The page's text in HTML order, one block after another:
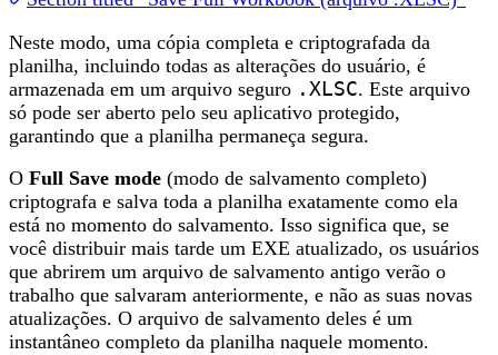
Neste modo, uma cópia completa e criptografada da
planilha, incluindo todas as alterações do usuário, é
armazenada em um arquivo seguro .XLSC. Este arquivo
só pode ser aberto pelo seu aplicativo protegido,
garantindo que a planilha permaneça segura.
O Full Save mode (modo de salvamento completo)
criptografa e salva toda a planilha exatamente como ela
está no momento do salvamento. Isso significa que, se
você distribuir mais tarde um EXE atualizado, os usuários
que abrirem um arquivo de salvamento antigo verão o
trabalho que salvaram anteriormente, e não as suas novas
atualizações. O arquivo de salvamento deles é um
instantâneo completo da planilha naquele momento.